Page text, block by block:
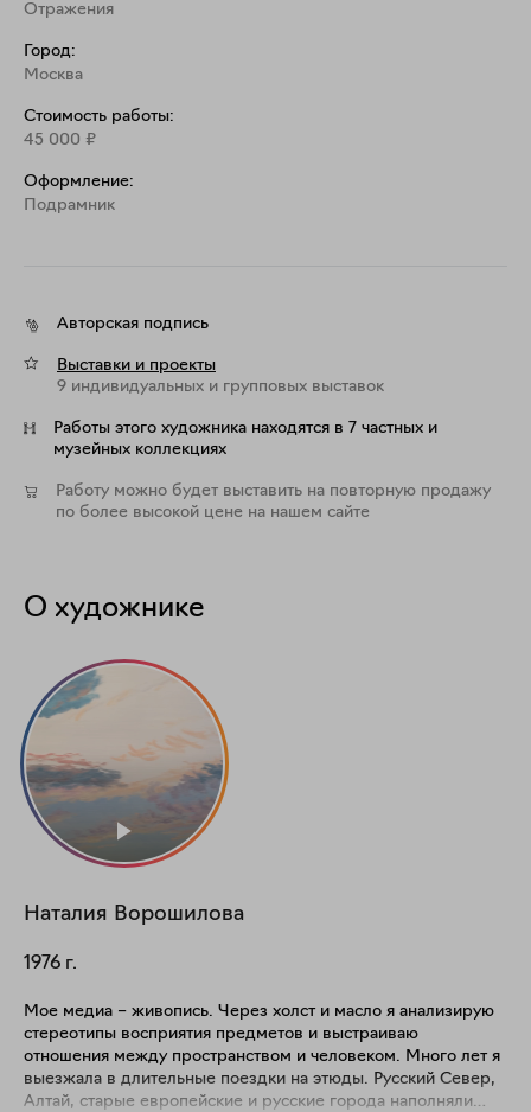
Отражения
Город:
Москва
Стоимость работы:
45 000 ₽
Оформление:
Подрамник
Авторская подпись
Выставки и проекты
9 индивидуальных и групповых выставок
Работы этого художника находятся в 7 частных и
музейных коллекциях
Работу можно будет выставить на повторную продажу
по более высокой цене на нашем сайте
О художнике
Наталия Ворошилова
1976 г.
Мое медиа – живопись. Через холст и масло я анализирую
стереотипы восприятия предметов и выстраиваю
отношения между пространством и человеком. Много лет я
выезжала в длительные поездки на этюды. Русский Север,
Алтай, старые европейские и русские города наполняли